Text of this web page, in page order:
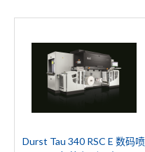
Durst Tau 340 RSC E 数码喷